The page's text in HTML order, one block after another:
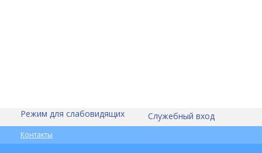
Режим для слабовидящих Служебный вход
Контакты